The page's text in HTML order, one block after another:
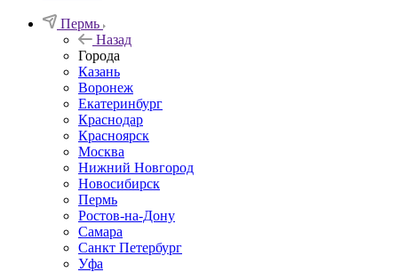
Пермь
Назад
Города
Казань
Воронеж
Екатеринбург
Краснодар
Красноярск
Москва
Нижний Новгород
Новосибирск
Пермь
Ростов-на-Дону
Самара
Санкт Петербург
Уфа